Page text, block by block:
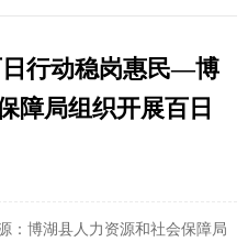
行动稳岗惠民—博
障局组织开展百日
：博湖县人力资源和社会保障局